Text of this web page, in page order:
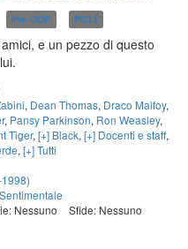
Pre-OOP PG13
e un pezzo di questo
, Dean Thomas, Draco Malfoy,
, Pansy Parkinson, Ron Weasley,
Tiger, [+] Black, [+] Docenti e staff,
, [+] Tutti
Sentimentale
Nessuno
Sfide: Nessuno